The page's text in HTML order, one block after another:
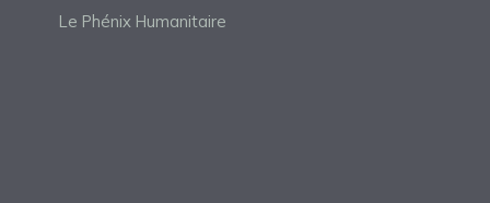
Le Phénix Humanitaire